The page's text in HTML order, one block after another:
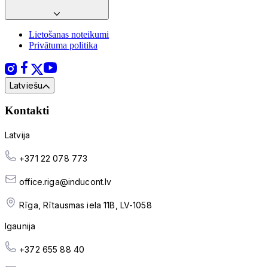
Lietošanas noteikumi
Privātuma politika
Latviešu
Kontakti
Latvija
+371 22 078 773
office.riga@inducont.lv
Rīga, Rītausmas iela 11B, LV-1058
Igaunija
+372 655 88 40